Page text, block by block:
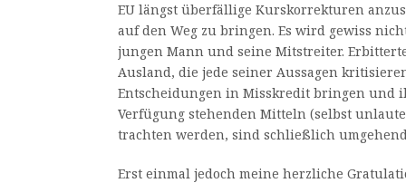
EU längst überfällige Kurskorrekturen
auf den Weg zu bringen. Es wird gewiss
jungen Mann und seine Mitstreiter.
Ausland, die jede seiner Aussagen
Entscheidungen in Misskredit bringen und
Verfügung stehenden Mitteln (selbst
trachten werden, sind schließlich
Erst einmal jedoch meine herzliche